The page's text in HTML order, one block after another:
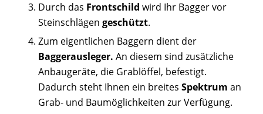
Durch das Frontschild wird Ihr Bagger vor
Steinschlägen geschützt.
Zum eigentlichen Baggern dient der
Baggerausleger. An diesem sind zusätzliche
Anbaugeräte, die Grablöffel, befestigt.
Dadurch steht Ihnen ein breites Spektrum an
Grab- und Baumöglichkeiten zur Verfügung.